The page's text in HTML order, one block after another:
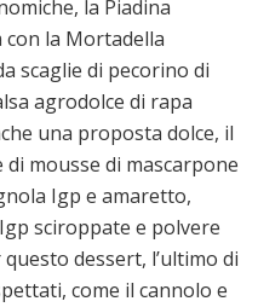
la Piadina
la Mortadella
scaglie di pecorino di
agrodolce di rapa
una proposta dolce, il
mousse di mascarpone
Igp e amaretto,
sciroppate e polvere
dessert, l’ultimo di
come il cannolo e